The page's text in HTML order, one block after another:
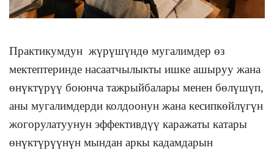
Практикумдун жүрүшүндө мугалимдер өз
мектептеринде насаатчылыкты ишке ашыруу жана
өнүктүрүү боюнча тажрыйбалары менен бөлүшүп,
аны мугалимдерди колдоонун жана кесипкөйлүгүн
жогорулатуунун эффективдүү каражаты катары
өнүктүрүүнүн мындан аркы кадамдарын